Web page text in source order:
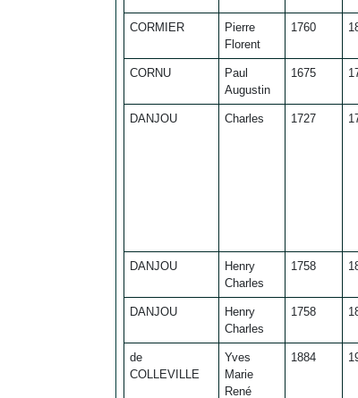
CORMIER
Pierre
Florent
1760
CORNU
Paul
Augustin
1675
DANJOU Charles 1727
DANJOU
Henry
Charles
1758
DANJOU
Henry
Charles
1758
de
COLLEVILLE
Yves
Marie
René
1884